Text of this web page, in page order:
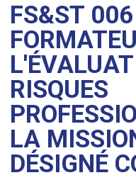
FS&ST
RISQUES
LA
DÉSIGNÉ